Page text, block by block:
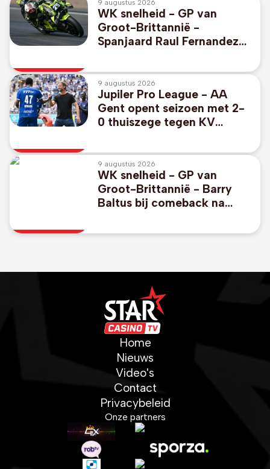
9 augustus 2026
WK snelheid - GP van
Groot-Brittannië -
Spanjaard Raul Fernandez
9 augustus 2026
Jupiler Pro League - AA
Gent opent seizoen met 2-
0 thuiszege tegen KV
9 augustus 2026
WK snelheid - GP van
Groot-Brittannië - Barry
Baltus bij comeback na
in Silverstone
Home
Nieuws
Video's
Contact
Privacybeleid
Onze partners